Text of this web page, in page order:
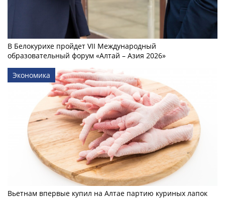
В Белокурихе пройдет VII Международный
образовательный форум «Алтай – Азия 2026»
Экономика
Вьетнам впервые купил на Алтае партию куриных лапок